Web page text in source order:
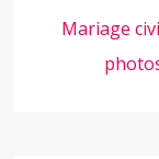
Mariage